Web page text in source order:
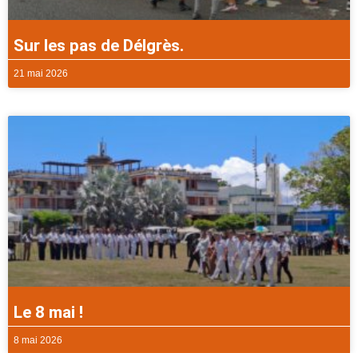
Sur les pas de Délgrès.
21 mai 2026
Le 8 mai !
8 mai 2026